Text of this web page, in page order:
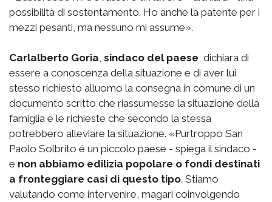
possibilità di sostentamento. Ho anche la patente per i
mezzi pesanti, ma nessuno mi assume».
Carlalberto Goria sindaco del paese , dichiara di
essere a conoscenza della situazione e di aver lui
stesso richiesto alluomo la consegna in comune di un
documento scritto che riassumesse la situazione della
famiglia e le richieste che secondo la stessa
potrebbero alleviare la situazione. «Purtroppo San
Paolo Solbrito é un piccolo paese - spiega il sindaco -
e non abbiamo edilizia popolare o fondi destinati
a fronteggiare casi di questo tipo. Stiamo
valutando come intervenire, magari coinvolgendo